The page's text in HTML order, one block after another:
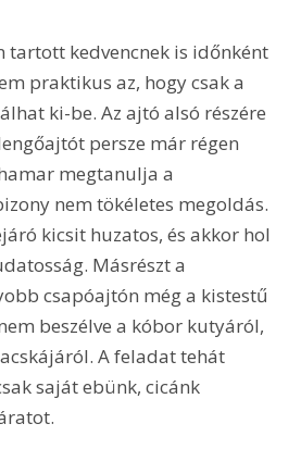
tartott kedvencnek is időnként
praktikus az, hogy csak a
ki-be. Az ajtó alsó részére
persze már régen
megtanulja a
nem tökéletes megoldás.
kicsit huzatos, és akkor hol
Másrészt a
csapóajtón még a kistestű
beszélve a kóbor kutyáról,
A feladat tehát
saját ebünk, cicánk